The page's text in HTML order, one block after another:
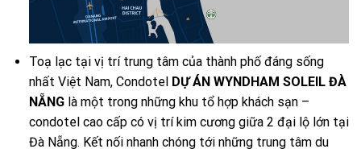
Toạ lạc tại vị trí trung tâm của thành phố đáng sống
nhất Việt Nam, Condotel DỰ ÁN WYNDHAM SOLEIL ĐÀ
NẴNGlà một trong những khu tổ hợp khách sạn –
condotel cao cấp có vị trí kim cương giữa 2 đại lộ lớn tại
Đà Nẵng. Kết nối nhanh chóng tới những trung tâm du